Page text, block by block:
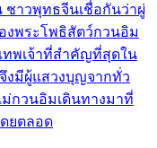
าวพุทธจีนเชื่อกันว่าผู่
งพระโพธิสัตว์กวนอิม
ทพเจ้าที่สำคัญที่สุดใน
งมีผู้แสวงบุญจากทั่ว
ม่กวนอิมเดินทางมาที่
ยตลอด